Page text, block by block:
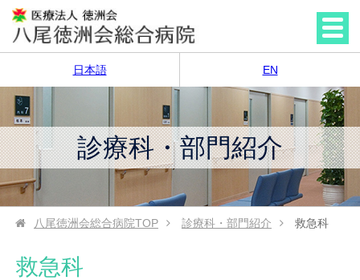
日本語 EN
診療科・部門紹介
八尾徳洲会総合病院TOP 診療科・部門紹介 救急科
救急科